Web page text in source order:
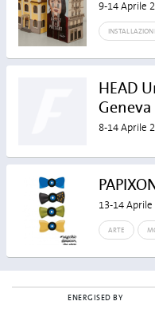
9-14 Aprile
INSTALLAZIONI
HEAD
Geneva
8-14 Aprile
13-14 Aprile
ARTE
ENERGISED BY